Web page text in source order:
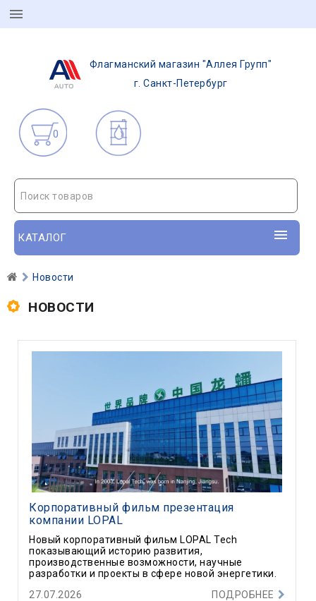
Флагманский магазин "Аллея Групп"
г. Санкт-Петербург
0
Поиск товаров
КАТАЛОГ
Новости
НОВОСТИ
Корпоративный фильм презентация
компании LOPAL
Новый корпоративный фильм LOPAL Tech
показывающий историю развития,
производственные возможности, научные
разработки и проекты в сфере новой энергетики.
27.07.2026
ПОДРОБНЕЕ